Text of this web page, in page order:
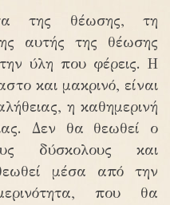
της θέωσης, τη
αυτής της θέωσης
ύλη που φέρεις. Η
και μακρινό, είναι
η καθημερινή
Δεν θα θεωθεί ο
δύσκολους και
μέσα από την
που θα